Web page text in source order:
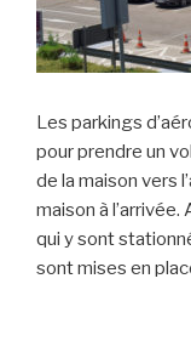
Les parkings
pour prendre un
de la maison vers
maison à
qui y sont
sont mises en